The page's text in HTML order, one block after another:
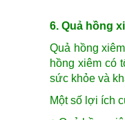
6. Quả hồng
Quả hồng
hồng xiêm có
sức khỏe và
Một số lợi ích